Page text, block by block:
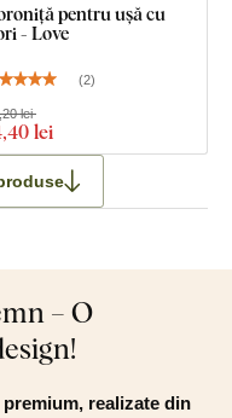
pentru ușă cu
- Love
(2)
,40 lei
lei
– O
realizate din